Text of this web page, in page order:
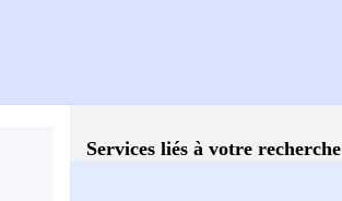
Services liés à votre recherche